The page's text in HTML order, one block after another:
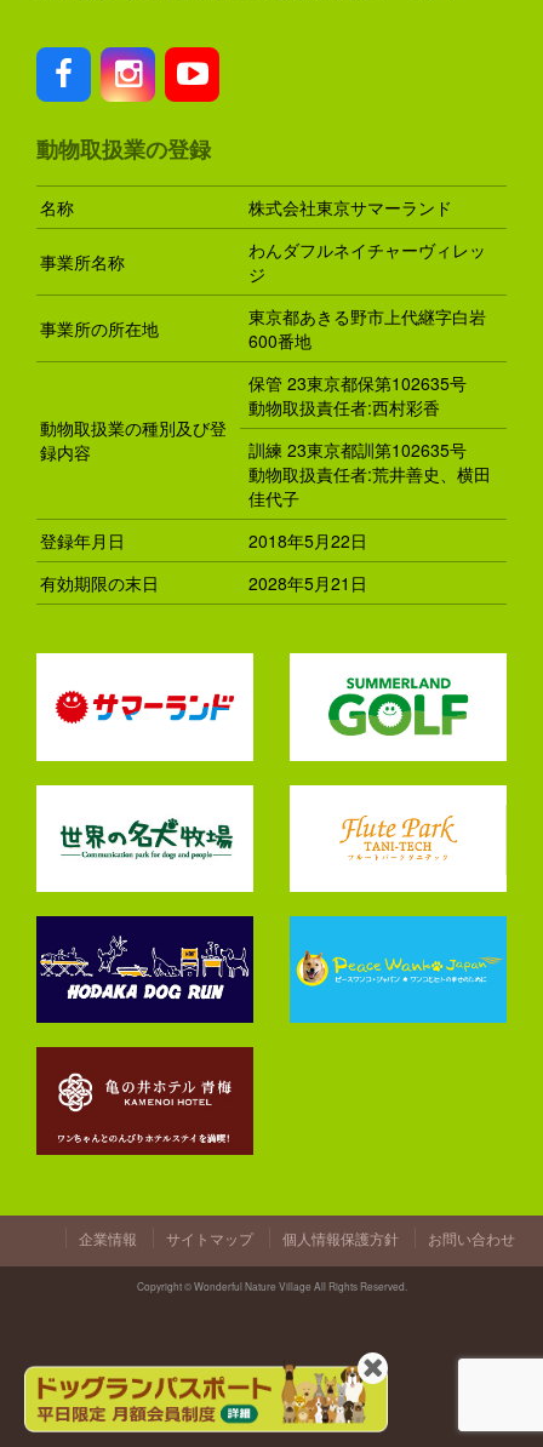
動物取扱業の登録
名称 株式会社東京サマーランド
事業所名称
わんダフルネイチャーヴィレッ
ジ
事業所の所在地
東京都あきる野市上代継字白岩
600番地
動物取扱業の種別及び登
録内容
保管 23東京都保第102635号
動物取扱責任者:西村彩香
訓練 23東京都訓第102635号
動物取扱責任者:荒井善史、横田
佳代子
登録年月日
2018年5月22日
有効期限の末日
2028年5月21日
企業情報 サイトマップ 個人情報保護方針 お問い合わせ
Copyright © Wonderful Nature Village All Rights Reserved.
閉
じ
る